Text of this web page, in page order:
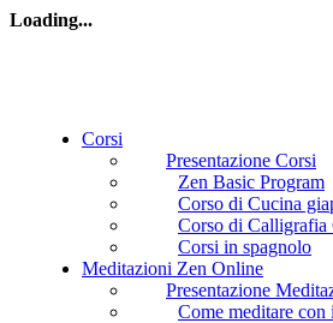
Loading...
Corsi
Presentazione Corsi
Zen Basic Program
Corso di Cucina
Corso di Calligrafia
Corsi in spagnolo
Meditazioni Zen Online
Presentazione
Come meditare con